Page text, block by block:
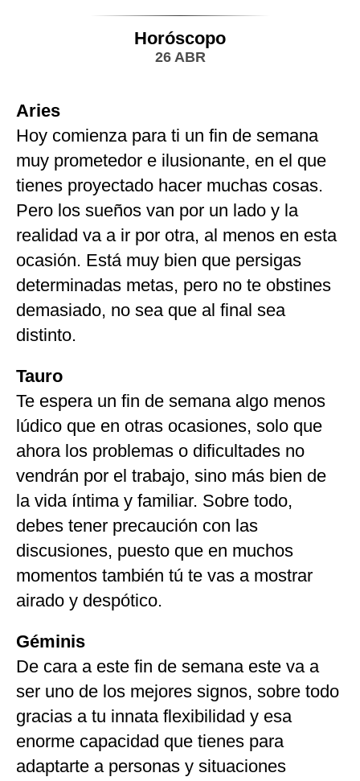
Horóscopo
26 ABR
Aries
Hoy comienza para ti un fin de semana
muy prometedor e ilusionante, en el que
tienes proyectado hacer muchas cosas.
Pero los sueños van por un lado y la
realidad va a ir por otra, al menos en esta
ocasión. Está muy bien que persigas
determinadas metas, pero no te obstines
demasiado, no sea que al final sea
distinto.
Tauro
Te espera un fin de semana algo menos
lúdico que en otras ocasiones, solo que
ahora los problemas o dificultades no
vendrán por el trabajo, sino más bien de
la vida íntima y familiar. Sobre todo,
debes tener precaución con las
discusiones, puesto que en muchos
momentos también tú te vas a mostrar
airado y despótico.
Géminis
De cara a este fin de semana este va a
ser uno de los mejores signos, sobre todo
gracias a tu innata flexibilidad y esa
enorme capacidad que tienes para
adaptarte a personas y situaciones